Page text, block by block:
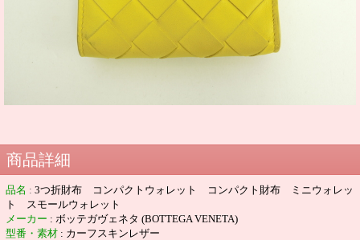
商品詳細
品名 : 3つ折財布 コンパクトウォレット コンパクト財布 ミニウォレッ
ト スモールウォレット
メーカー : ボッテガヴェネタ (BOTTEGA VENETA)
型番・素材 : カーフスキンレザー